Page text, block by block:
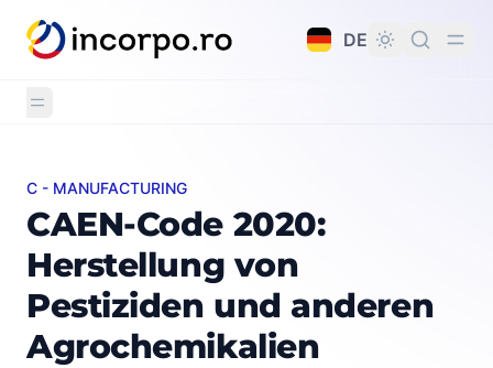
springen
DE
CAEN-Code 2020: Herstellung von Pestiziden und
C - MANUFACTURING
CAEN-Code 2020:
Herstellung von
Pestiziden und anderen
Agrochemikalien